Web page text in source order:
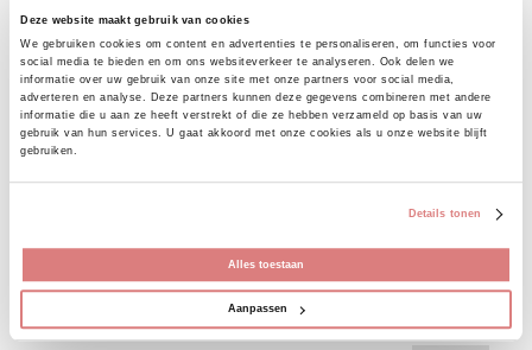
Deze website maakt gebruik van cookies
We gebruiken cookies om content en advertenties te personaliseren, om functies voor
social media te bieden en om ons websiteverkeer te analyseren. Ook delen we
informatie over uw gebruik van onze site met onze partners voor social media,
adverteren en analyse. Deze partners kunnen deze gegevens combineren met andere
informatie die u aan ze heeft verstrekt of die ze hebben verzameld op basis van uw
gebruik van hun services. U gaat akkoord met onze cookies als u onze website blijft
gebruiken.
Details tonen
Alles toestaan
Aanpassen
aan. De broek is te sluiten
middels een rits en volledig
stretch.
Aan de voorzijde loopt een naad
zakken.
Ons model draagt haar eigen
maat.
Bekijk details